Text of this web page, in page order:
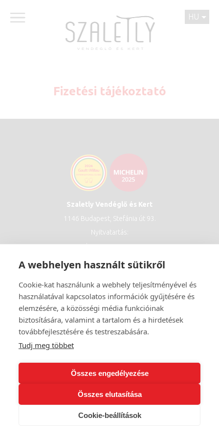
A webhelyen használt sütikről
Cookie-kat használunk a webhely teljesítményével és
használatával kapcsolatos információk gyűjtésére és
elemzésére, a közösségi média funkcióinak
biztosítására, valamint a tartalom és a hirdetések
továbbfejlesztésére és testreszabására.
Tudj meg többet
Összes engedélyezése
Összes elutasítása
Cookie-beállítások
HU
Fizetési tájékoztató
Szaletly Vendéglő és Kert
1146 Budapest, Stefánia út 93.
Nyitvatartás:
Minden nap: 12:00-23:00